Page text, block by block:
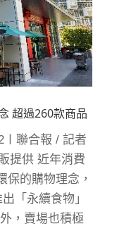
超過260款商品
〡聯合報 / 記者
提供 近年消費
保的購物理念，
「永續食物」
，賣場也積極